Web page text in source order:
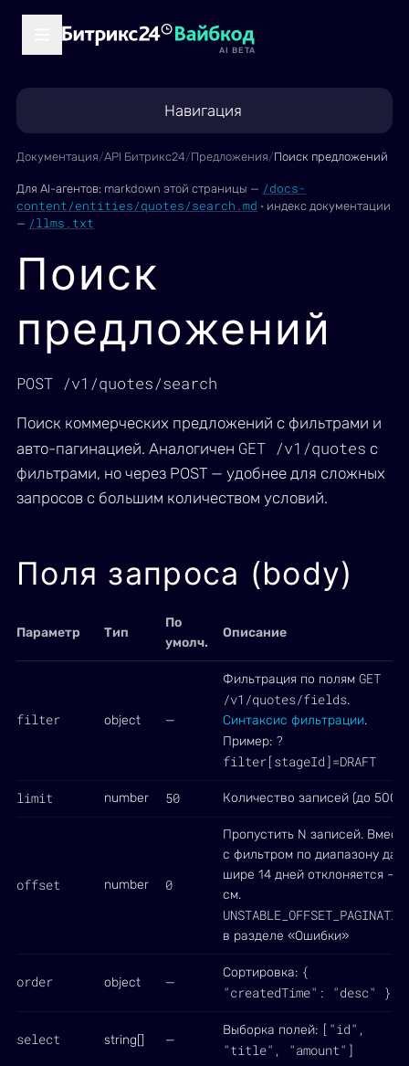
AI BETA
Навигация
Документация/API Битрикс24/Предложения/Поиск предложений
Для AI-агентов: markdown этой страницы — /docs-
content/entities/quotes/search.md · индекс документации
— /llms.txt
Поиск
предложений
POST /v1/quotes/search
Поиск коммерческих предложений с фильтрами и
авто-пагинацией. Аналогичен GET /v1/quotes с
фильтрами, но через POST — удобнее для сложных
запросов с большим количеством условий.
Поля запроса (body)
Параметр Тип
По
умолч.
Описание
filter object —
Фильтрация по полям GET
/v1/quotes/fields.
Синтаксис фильтрации.
Пример: ?
filter[stageId]=DRAFT
limit number 50 Количество записей (до 5000)
offset number 0
Пропустить N записей.
с фильтром по диапазону дат
шире 14 дней отклоняется —
см.
в разделе «Ошибки»
order object —
Сортировка: {
"createdTime": "desc" }
select string[] —
Выборка полей: ["id",
"title", "amount"]